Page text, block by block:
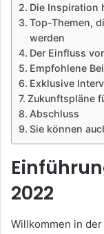
Die Inspiration
Top-Themen,
werden
Der Einfluss
Empfohlene
Exklusive
Zukunftspläne
Abschluss
Sie können
2022
Willkommen in